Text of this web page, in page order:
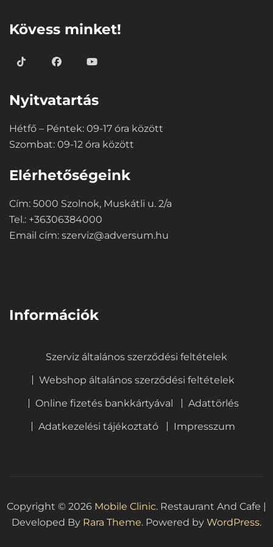
Kövess minket!
Nyitvatartás
Hétfő – Péntek: 09-17 óra között
Szombat: 09-12 óra között
Elérhetőségeink
Cím: 5000 Szolnok, Muskátli u. 2/a
Tel.: +36306384000
Email cím: szerviz@adversum.hu
Információk
Szerviz általános szerződési feltételek
Webshop általános szerződési feltételek
Online fizetés bankkártyával
Adattörlés
Adatkezelési tájékoztató
Impresszum
Copyright © 2026 Mobile Clinic. Restaurant And Cafe |
Developed By Rara Theme. Powered by WordPress.